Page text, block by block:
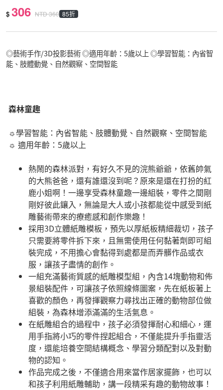
$ 306 NTD360 85折
◎藝術手作/3D投影藝術 ◎適用年齡：5歲以上 ◎學習智能：內省智
能、肢體動覺、自然觀察、空間智能
森林童趣
☼學習智能：內省智能、肢體動覺、自然觀察、空間智能
☼ 適用年齡：5歲以上
熱鬧的森林派對，有好久不見的浣熊爺爺，依舊帥氣
的大熊爸爸，還有誰還沒到呢？原來是還在打扮的紅
鹿小姐啊！一邊享受森林童趣一邊組裝，零件之間剛
剛好彼此鑲入，無論是大人或小孩都能從中感受到紙
雕藝術帶來的療癒感和創作樂趣！
採用3D立體紙雕模板，預先以厚紙板精細裁切，孩子
只需要將零件拆下來，且無需使用任何黏著劑即可組
裝完成，不用擔心會黏得到處都是而弄髒作品或衣
服，讓孩子盡情的創作。
一組充滿藝術質感的紙雕模型組，內含14塊動物和佈
景組裝配件，可讓孩子依照線條圖案，先在紙板著上
喜歡的顏色，再發揮觀察力尋找出正確的動物部位做
組裝，為森林增添滿滿的生活氣息。
在紙雕組合的過程中，孩子必須發揮耐心和細心，運
用手指將小巧的零件捏起組合，不僅能提升手指靈活
度，還能培養空間結構概念、學習分類配對以及對動
物的認知。
作品完成之後，不僅適合用來當作居家擺飾，也可以
和孩子利用紙雕輔助，講一段精采有趣的動物故事！